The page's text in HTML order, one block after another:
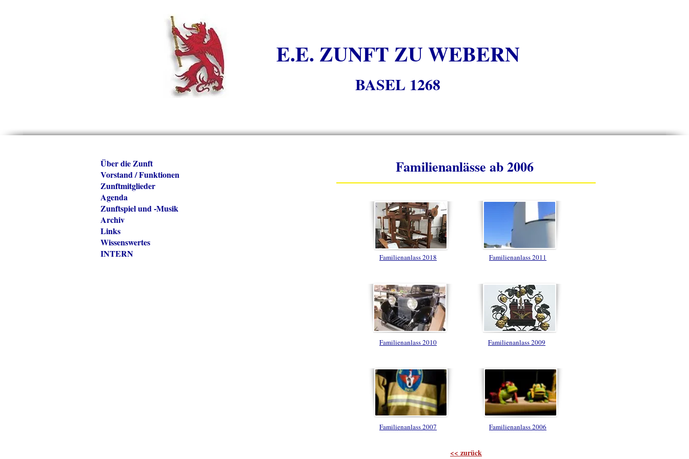
E.E. ZUNFT ZU WEBERN
BASEL 1268
Familienanlässe ab 2006
Familienanlass 2018 Familienanlass 2011
Familienanlass 2010 Familienanlass 2009
Familienanlass 2007 Familienanlass 2006
<< zurück
Über die Zunft
Vorstand / Funktionen
Zunftmitglieder
Agenda
Zunftspiel und -Musik
Archiv
Links
Wissenswertes
INTERN